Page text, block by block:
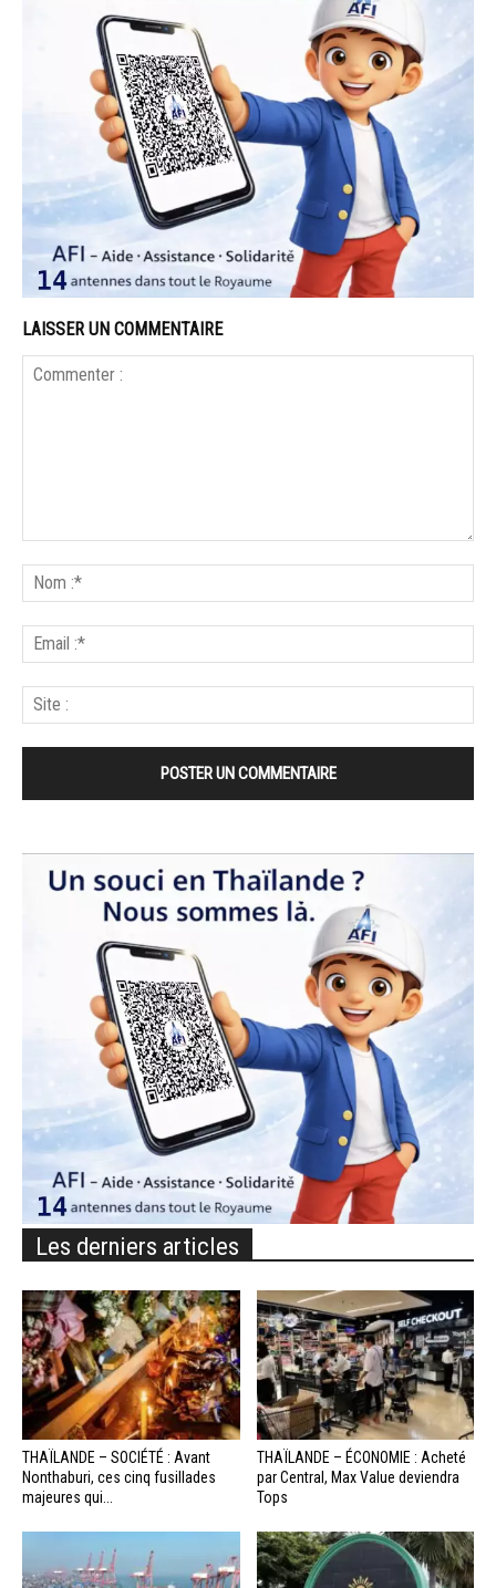
LAISSER UN COMMENTAIRE
Les derniers articles
THAÏLANDE – SOCIÉTÉ : Avant
Nonthaburi, ces cinq fusillades
majeures qui...
THAÏLANDE – ÉCONOMIE : Acheté
par Central, Max Value deviendra
Tops